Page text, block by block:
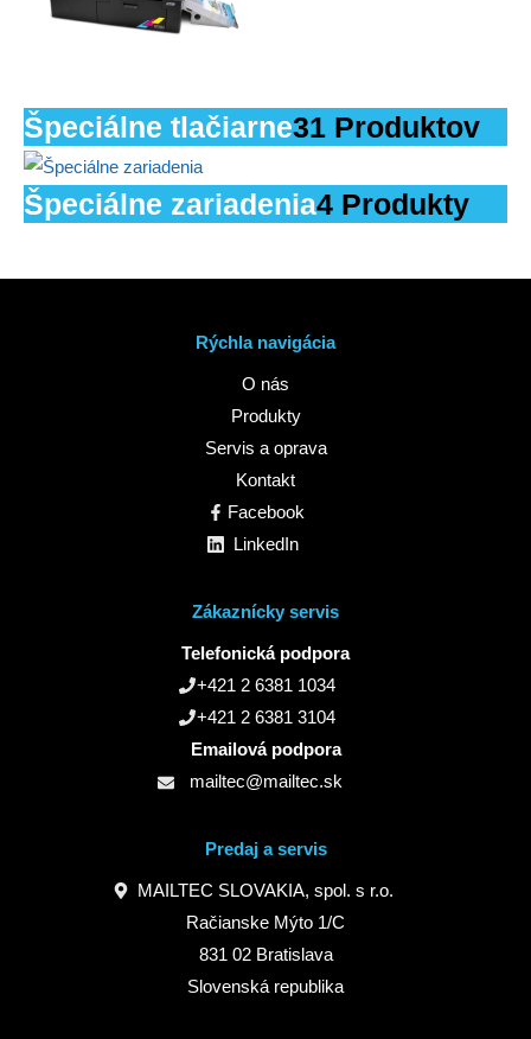
Špeciálne tlačiarne31 Produktov
Špeciálne zariadenia4 Produkty
Rýchla navigácia
O nás
Produkty
Servis a oprava
Kontakt
Facebook
LinkedIn
Zákaznícky servis
Telefonická podpora
+421 2 6381 1034
+421 2 6381 3104
Emailová podpora
mailtec@mailtec.sk
Predaj a servis
MAILTEC SLOVAKIA, spol. s r.o.
Račianske Mýto 1/C
831 02 Bratislava
Slovenská republika